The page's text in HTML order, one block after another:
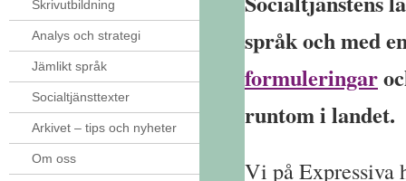
Skrivutbildning
Analys och strategi
Jämlikt språk
Socialtjänsttexter
Arkivet – tips och nyheter
Om oss
språk och med
formuleringar
runtom i landet.
Vi på Expressiva